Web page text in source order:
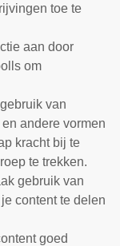
toe te
aan door
om
van
andere vormen
kracht bij te
te trekken.
gebruik van
content te delen
goed